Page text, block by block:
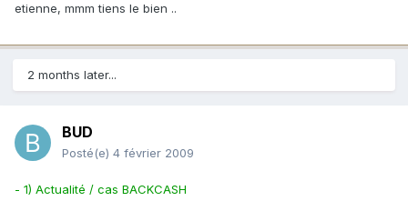
etienne, mmm tiens le bien ..
2 months later...
BUD
Posté(e) 4 février 2009
- 1) Actualité / cas BACKCASH